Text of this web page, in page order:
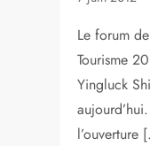
Le forum
Tourisme
Yingluck
l’ouverture